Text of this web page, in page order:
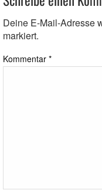
Deine E-Mail-Adresse
markiert.
Kommentar *